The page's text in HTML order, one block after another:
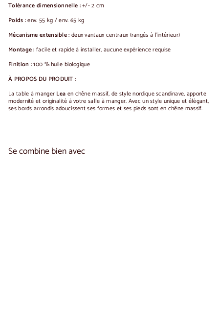
Tolérance dimensionnelle :+/- 2 cm
Poids :env. 55 kg / env. 65 kg
Mécanisme extensible : deux vantaux centraux (rangés à l'intérieur)
Montage : facile et rapide à installer, aucune expérience requise
Finition :100 % huile biologique
À PROPOS DU PRODUIT :
La table à manger Lea en chêne massif, de style nordique scandinave, apporte
modernité et originalité à votre salle à manger. Avec un style unique et élégant,
ses bords arrondis adoucissent ses formes et ses pieds sont en chêne massif.
Se combine bien avec